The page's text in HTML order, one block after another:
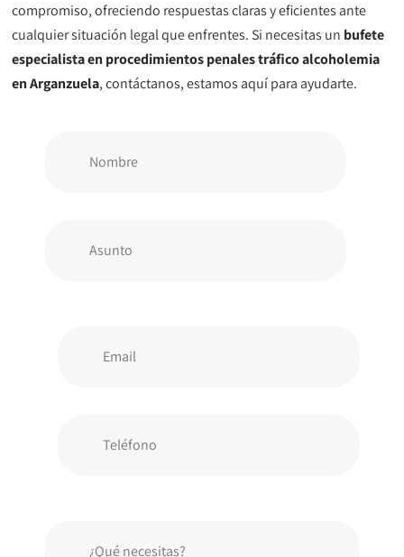
compromiso, ofreciendo respuestas claras y eficientes ante
cualquier situación legal que enfrentes. Si necesitas un bufete
especialista en procedimientos penales tráfico alcoholemia
en Arganzuela, contáctanos, estamos aquí para ayudarte.